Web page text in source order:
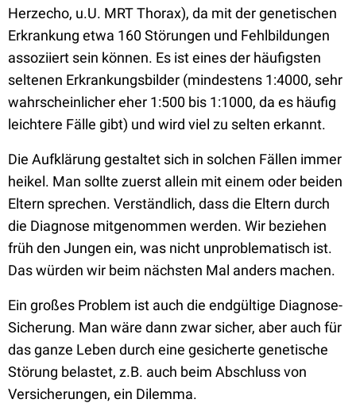
Herzecho, u.U. MRT Thorax), da mit der genetischen
Erkrankung etwa 160 Störungen und Fehlbildungen
assoziiert sein können. Es ist eines der häufigsten
seltenen Erkrankungsbilder (mindestens 1:4000, sehr
wahrscheinlicher eher 1:500 bis 1:1000, da es häufig
leichtere Fälle gibt) und wird viel zu selten erkannt.
Die Aufklärung gestaltet sich in solchen Fällen immer
heikel. Man sollte zuerst allein mit einem oder beiden
Eltern sprechen. Verständlich, dass die Eltern durch
die Diagnose mitgenommen werden. Wir beziehen
früh den Jungen ein, was nicht unproblematisch ist.
Das würden wir beim nächsten Mal anders machen.
Ein großes Problem ist auch die endgültige Diagnose-
Sicherung. Man wäre dann zwar sicher, aber auch für
das ganze Leben durch eine gesicherte genetische
Störung belastet, z.B. auch beim Abschluss von
Versicherungen, ein Dilemma.